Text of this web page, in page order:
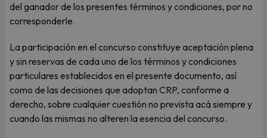
del ganador de los presentes términos y condiciones, por no
corresponderle.
La participación en el concurso constituye aceptación plena
y sin reservas de cada uno de los términos y condiciones
particulares establecidos en el presente documento, así
como de las decisiones que adoptan CRP, conforme a
derecho, sobre cualquier cuestión no prevista acá siempre y
cuando las mismas no alteren la esencia del concurso.